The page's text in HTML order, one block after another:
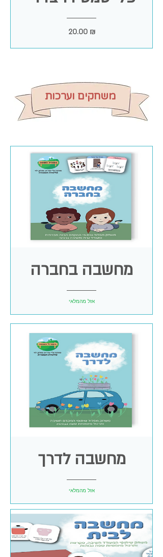
20.00 ₪מחיר
משחקים וערכות
מחשבה בחברה
אזל מהמלאי
מחשבה לדרך
אזל מהמלאי